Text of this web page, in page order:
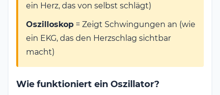
ein Herz, das von selbst schlägt)
Oszilloskop = Zeigt Schwingungen an (wie
ein EKG, das den Herzschlag sichtbar
macht)
Wie funktioniert ein Oszillator?